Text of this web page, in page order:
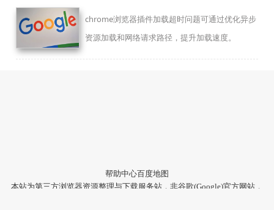
chrome浏览器插件加载超时问题可通过优化异步
资源加载和网络请求路径，提升加载速度。
帮助中心百度地图
本站为第三方浏览器资源整理与下载服务站，非谷歌(Google)官方网站，